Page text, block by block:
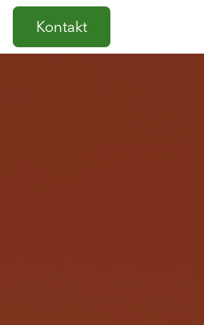
Kontakt